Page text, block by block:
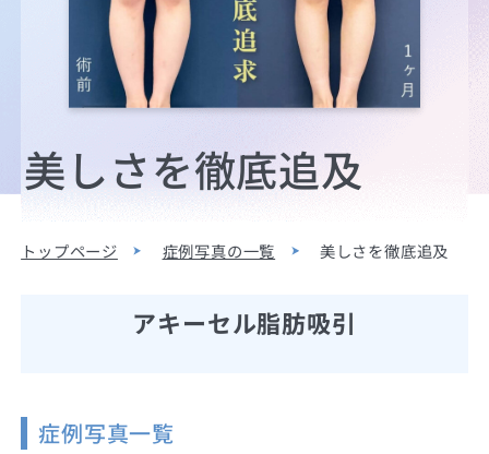
美しさを徹底追及
トップページ 症例写真の一覧 美しさを徹底追及
アキーセル脂肪吸引
症例写真一覧